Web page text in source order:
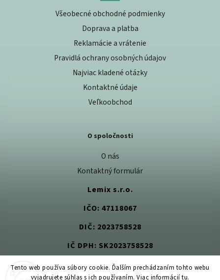
Tento web používa súbory cookie. Ďalším prechádzaním tohto webu
vyjadrujete súhlas s ich používaním. Viac informáciítu.
Všeobecné obchodné podmienky
Doprava a platba
Reklamácie a vrátenie
Pravidlá ochrany osobných údajov
Najviac kladené otázky
Kontaktné údaje
Veľkoobchod
O spoločnosti
O nás
Kontaktný formulár
Lemix s.r.o.
IČO: 47118067
DIČ: 2023758528
IČ DPH: SK2023758528